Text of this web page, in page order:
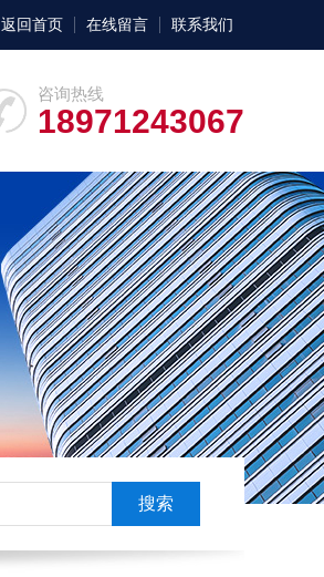
返回首页 在线留言 联系我们
咨询热线
18971243067